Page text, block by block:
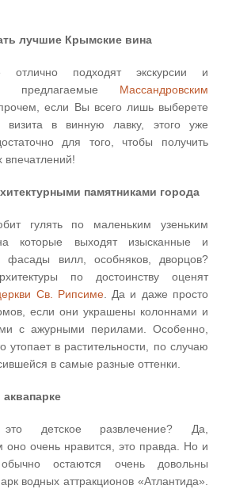
лучшие Крымские вина
отлично подходят экскурсии и
предлагаемые Массандровским
если Вы всего лишь выберете
в винную лавку, этого уже
для того, чтобы получить
впечатлений!
памятниками города
гулять по маленьким узеньким
которые выходят изысканные и
фасады вилл, особняков, дворцов?
по достоинству оценят
Св. Рипсиме. Да и даже просто
если они украшены колоннами и
с ажурными перилами. Особенно,
утопает в растительности, по случаю
в самые разные оттенки.
детское развлечение? Да,
оно очень нравится, это правда. Но и
остаются очень довольны
водных аттракционов «Атлантида».